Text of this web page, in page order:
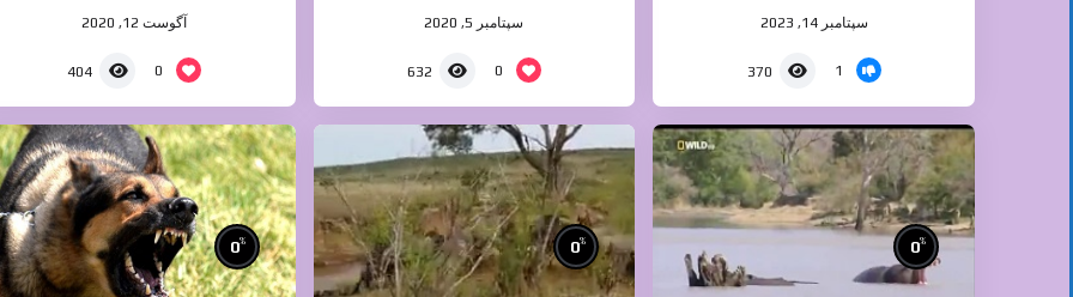
سپتامبر 14, 2023
1
370
سپتامبر 5, 2020
0
632
آگوست 12, 2020
0
404
0%
0%
0%